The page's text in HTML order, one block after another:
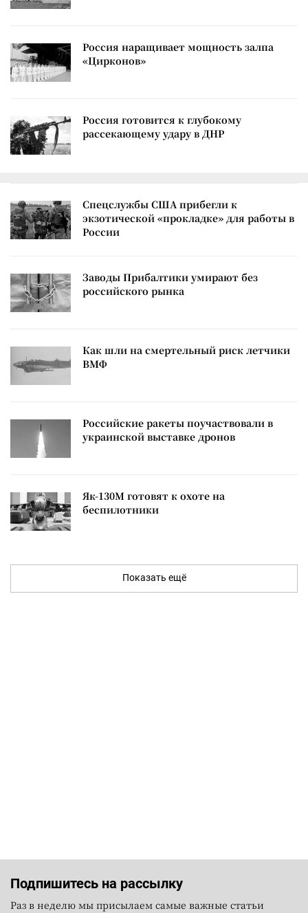
Россия наращивает мощность залпа
«Цирконов»
Россия готовится к глубокому
рассекающему удару в ДНР
Спецслужбы США прибегли к
экзотической «прокладке» для работы в
России
Заводы Прибалтики умирают без
российского рынка
Как шли на смертельный риск летчики
ВМФ
Российские ракеты поучаствовали в
украинской выставке дронов
Як-130М готовят к охоте на
беспилотники
Показать ещё
Подпишитесь на рассылку
Раз в неделю мы присылаем самые важные статьи